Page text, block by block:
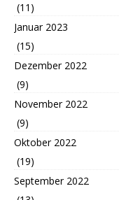
(11)
Januar 2023
(15)
Dezember 2022
(9)
November 2022
(9)
Oktober 2022
(19)
September 2022